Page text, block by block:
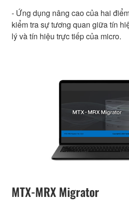
- Ứng dụng nâng cao của hai
kiểm tra sự tương quan giữa tín
lý và tín hiệu trực tiếp của micro.
MTX-MRX Migrator